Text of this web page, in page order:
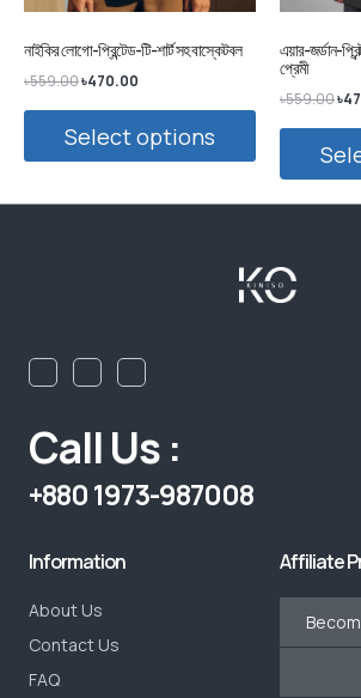
নাইকির লোগো-প্রিন্টেড-টি-শার্ট সহ বাস্কেটবল
৳559.00৳470.00
Select options
এয়ার-জর্ডান-
প্রেমী
৳559.00৳
Call Us :
+880 1973-987008
Information
About Us
Contact Us
FAQ
Affiliate